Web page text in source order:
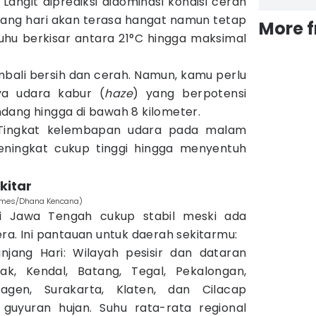
hari akan terasa hangat namun tetap
berkisar antara 21°C hingga maksimal
bersih dan cerah. Namun, kamu perlu
udara kabur (haze) yang berpotensi
hingga di bawah 8 kilometer.
kelembapan udara pada malam
cukup tinggi hingga menyentuh
Dhana Kencana)
Jawa Tengah cukup stabil meski ada
Ini pantauan untuk daerah sekitarmu:
Hari: Wilayah pesisir dan dataran
Kendal, Batang, Tegal, Pekalongan,
Surakarta, Klaten, dan Cilacap
hujan. Suhu rata-rata regional
More